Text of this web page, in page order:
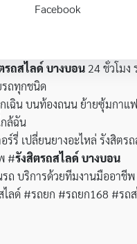
Facebook
รถสไลด์ บางบอน 24 ชั่วโมง
ถทุกชนิด
เฉิน บนท้องถนน ย้ายซุ้มกาแ
ล้ฉัน
ร์รี่ เปลี่ยนยางอะไหล่ รังสิตร
#รังสิตรถสไลด์ บางบอน
ถ บริการด้วยทีมงานมืออาชีพ
ลด์ #รถยก #รถยก168 #รถ